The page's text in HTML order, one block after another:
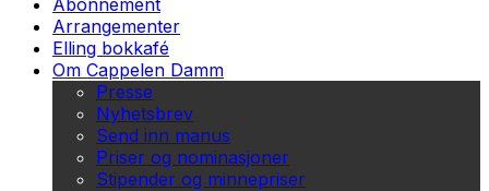
Abonnement
Arrangementer
Elling bokkafé
Om Cappelen Damm
Presse
Nyhetsbrev
Send inn manus
Priser og nominasjoner
Stipender og minnepriser